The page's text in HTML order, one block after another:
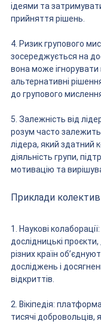
ідеями та
прийняття рішень.
4. Ризик групового
зосереджується на
вона може
альтернативні
до групового
5. Залежність від
розум часто
лідера, який здатний
діяльність групи,
мотивацію та
Приклади
1. Наукові
дослідницькі проєкти,
різних країн
досліджень і
відкриттів.
2. Вікіпедія:
тисячі добровольців,